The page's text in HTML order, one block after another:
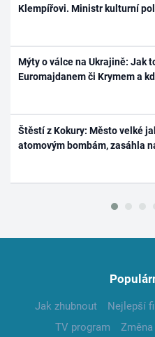
Klempířovi. Ministr kulturní
Mýty o válce na Ukrajině: Jak
Euromajdanem či Krymem a
Štěstí z Kokury: Město velké
atomovým bombám, zasáhla
Jak zhubnout Nejlepší
TV program